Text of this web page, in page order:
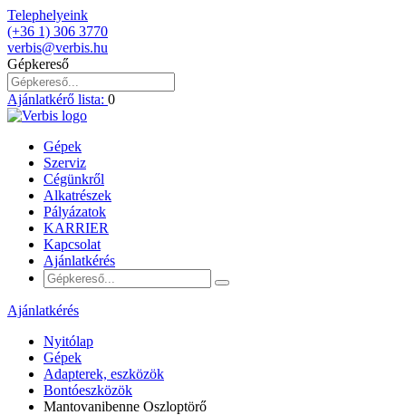
Telephelyeink
(+36 1) 306 3770
verbis@verbis.hu
Gépkereső
Ajánlatkérő lista: 0
Gépek
Szerviz
Cégünkről
Alkatrészek
Pályázatok
KARRIER
Kapcsolat
Ajánlatkérés
Ajánlatkérés
Nyitólap
Gépek
Adapterek, eszközök
Bontóeszközök
Mantovanibenne Oszloptörő